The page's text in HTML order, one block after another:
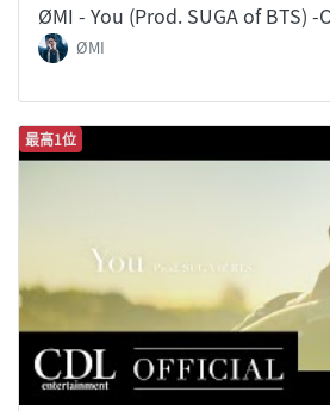
ØMI - You (Prod. SUGA of BTS) -
ØMI
最高1位